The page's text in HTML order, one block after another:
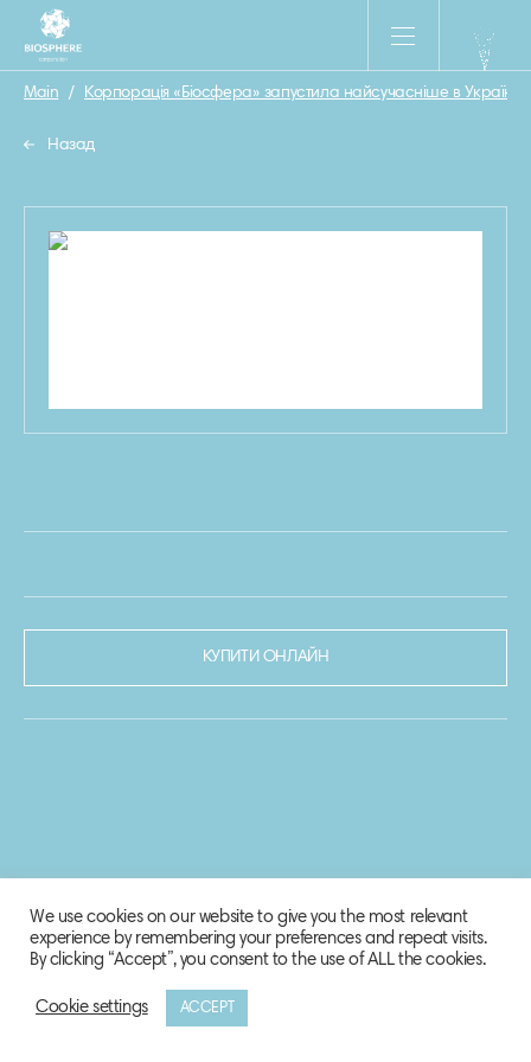
Main / Корпорація «Біосфера» запустила найсучасніше в Україні
Назад
КУПИТИ ОНЛАЙН
© 2020-2021 Biosphere Corporation.
We use cookies on our website to give you the most relevant
experience by remembering your preferences and repeat visits.
By clicking “Accept”, you consent to the use of ALL the cookies.
Cookie settings ACCEPT